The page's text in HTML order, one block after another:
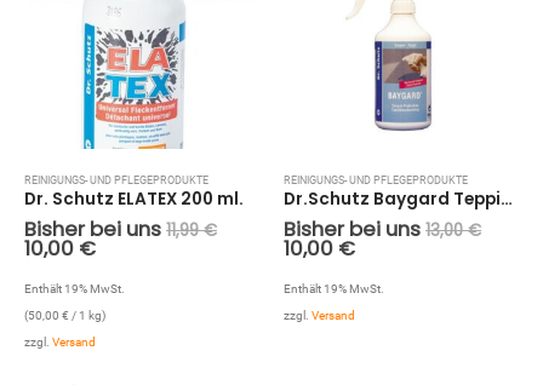
REINIGUNGS- UND PFLEGEPRODUKTE
Dr. Schutz ELATEX 200 ml.
Bisher bei uns 11,99€
10,00 €
Enthält 19% MwSt.
(50,00 € / 1 kg)
zzgl. Versand
REINIGUNGS- UND PFLEGEPRODUKTE
Dr.Schutz Baygard Teppichschutz (Imprägnierung) 500 ml.
Bisher bei uns 13,00€
10,00 €
Enthält 19% MwSt.
zzgl. Versand